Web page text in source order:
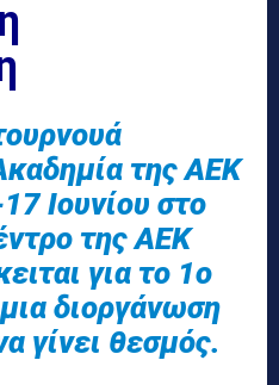
της ΑΕΚ
Ιουνίου στο
της ΑΕΚ
για το 1ο
διοργάνωση
γίνει θεσμός.